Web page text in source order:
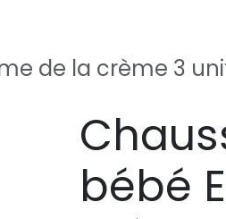
de la crème 3
bébé